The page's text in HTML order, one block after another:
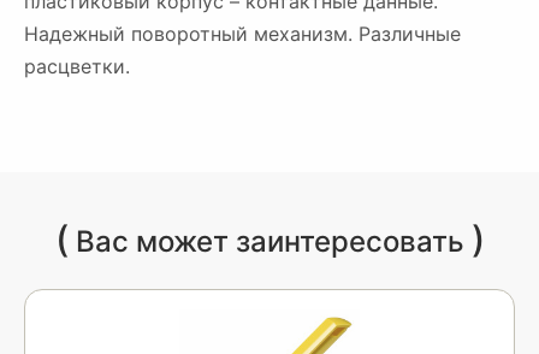
Надежный поворотный механизм. Различные
расцветки.
( Вас может заинтересовать )